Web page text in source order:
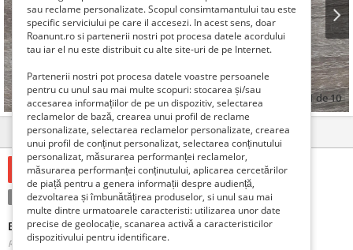
Prev Next
1de10
Detalii Contact
6 Lei
Tranzacţie:Vinde
Bancnote din Moldova, Polonia, Portugalia, Slovacia
Romania, Iasi, Iasi, Publicat 2 săptămâni în urmă
sau reclame personalizate. Scopul consimtamantului tau este
specific serviciului pe care il accesezi. In acest sens, doar
Roanunt.ro si partenerii nostri pot procesa datele acordului
tau iar el nu este distribuit cu alte site-uri de pe Internet.
Partenerii nostri pot procesa datele voastre persoanele
pentru cu unul sau mai multe scopuri: stocarea și/sau
accesarea informațiilor de pe un dispozitiv, selectarea
reclamelor de bază, crearea unui profil de reclame
personalizate, selectarea reclamelor personalizate, crearea
unui profil de conținut personalizat, selectarea conținutului
personalizat, măsurarea performanței reclamelor,
măsurarea performanței conținutului, aplicarea cercetărilor
de piață pentru a genera informații despre audiență,
dezvoltarea și îmbunătățirea produselor, si unul sau mai
multe dintre urmatoarele caracteristi: utilizarea unor date
precise de geolocație, scanarea activă a caracteristicilor
dispozitivului pentru identificare.